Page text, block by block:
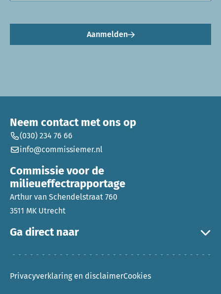
Aanmelden
Ga direct naar
Neem contact met ons op
(030) 234 76 66
info@commissiemer.nl
Commissie voor de
milieueffectrapportage
Arthur van Schendelstraat 760
3511 MK Utrecht
Privacyverklaring en disclaimerCookies